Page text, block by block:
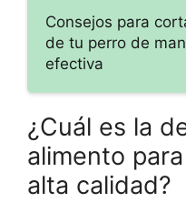
Consejos para
de tu perro de
efectiva
¿Cuál es la
alimento
alta calidad?